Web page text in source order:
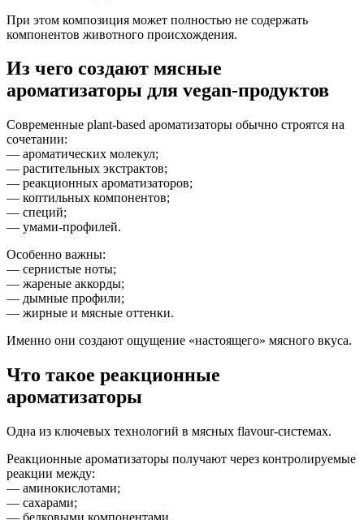
При этом композиция может полностью не содержать
компонентов животного происхождения.
Из чего создают мясные
ароматизаторы для vegan-продуктов
Современные plant-based ароматизаторы обычно строятся на
сочетании:
— ароматических молекул;
— растительных экстрактов;
— реакционных ароматизаторов;
— коптильных компонентов;
— специй;
— умами-профилей.
Особенно важны:
— сернистые ноты;
— жареные аккорды;
— дымные профили;
— жирные и мясные оттенки.
Именно они создают ощущение «настоящего» мясного вкуса.
Что такое реакционные
ароматизаторы
Одна из ключевых технологий в мясных flavour-системах.
Реакционные ароматизаторы получают через контролируемые
реакции между:
— аминокислотами;
— сахарами;